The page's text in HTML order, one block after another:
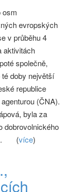
osm
evropských
v průběhu 4
aktivitách
společně,
doby největší
republice
(ČNA).
byla za
dobrovolnického
(více)